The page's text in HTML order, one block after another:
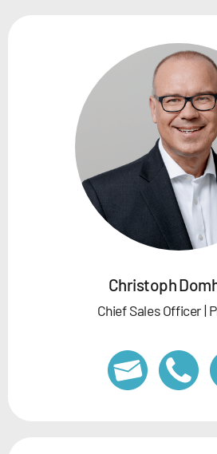
Christoph
Chief Sales Officer |